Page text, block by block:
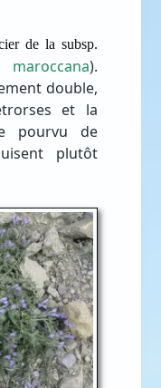
de la subsp.
).
double,
et la
pourvu de
plutôt